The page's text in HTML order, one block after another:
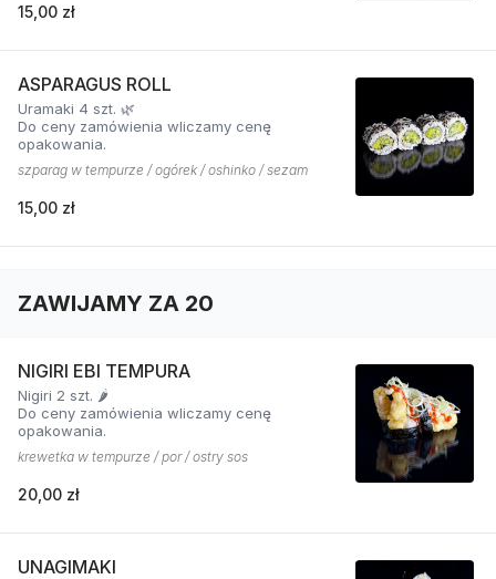
15,00 zł
ASPARAGUS ROLL
Uramaki 4 szt. 🌿
Do ceny zamówienia wliczamy cenę
opakowania.
szparag w tempurze / ogórek / oshinko / sezam
15,00 zł
ZAWIJAMY ZA 20
NIGIRI EBI TEMPURA
Nigiri 2 szt. 🌶️
Do ceny zamówienia wliczamy cenę
opakowania.
krewetka w tempurze / por / ostry sos
20,00 zł
UNAGIMAKI